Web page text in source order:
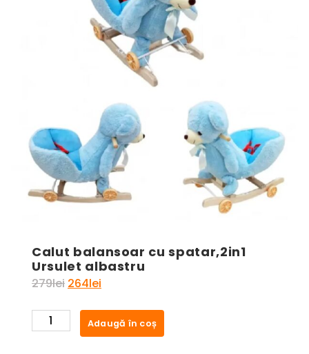
Calut balansoar cu spatar,2in1
Ursulet albastru
279lei Prețul
a
fost:
264lei
este:
264lei.
Cantitate
Calut
Adaugă în coș